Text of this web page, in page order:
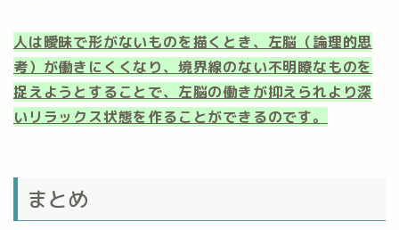
人は曖昧で形がないものを描くとき、左脳（論理的思
考）が働きにくくなり、境界線のない不明瞭なものを
捉えようとすることで、左脳の働きが抑えられより深
いリラックス状態を作ることができるのです。
まとめ